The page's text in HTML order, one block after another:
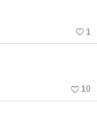
favorite_border 1
favorite_border 10